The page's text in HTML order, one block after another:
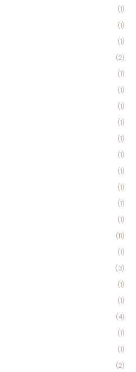
(1)
(1)
(1)
(2)
(1)
(1)
(1)
(1)
(1)
(1)
(1)
(1)
(1)
(1)
(11)
(1)
(3)
(1)
(1)
(4)
(1)
(1)
(2)